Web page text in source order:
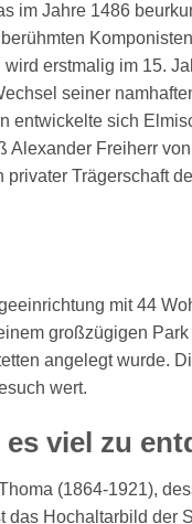
im Jahre 1486
erstmalig im 15.
seiner
entwickelte sich
Freiherr
Trägerschaft
mit 44
großzügigen
angelegt wurde.
wert.
viel zu
(1864-1921),
Hochaltarbild der